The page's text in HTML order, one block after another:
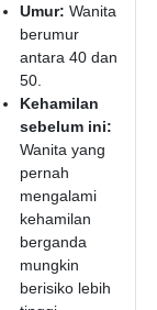
Umur: Wanita
berumur
antara 40 dan
50.
Kehamilan
sebelum ini:
Wanita yang
pernah
mengalami
kehamilan
berganda
mungkin
berisiko lebih